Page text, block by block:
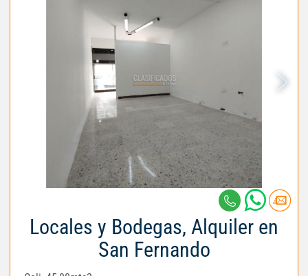
Locales y Bodegas, Alquiler en
San Fernando